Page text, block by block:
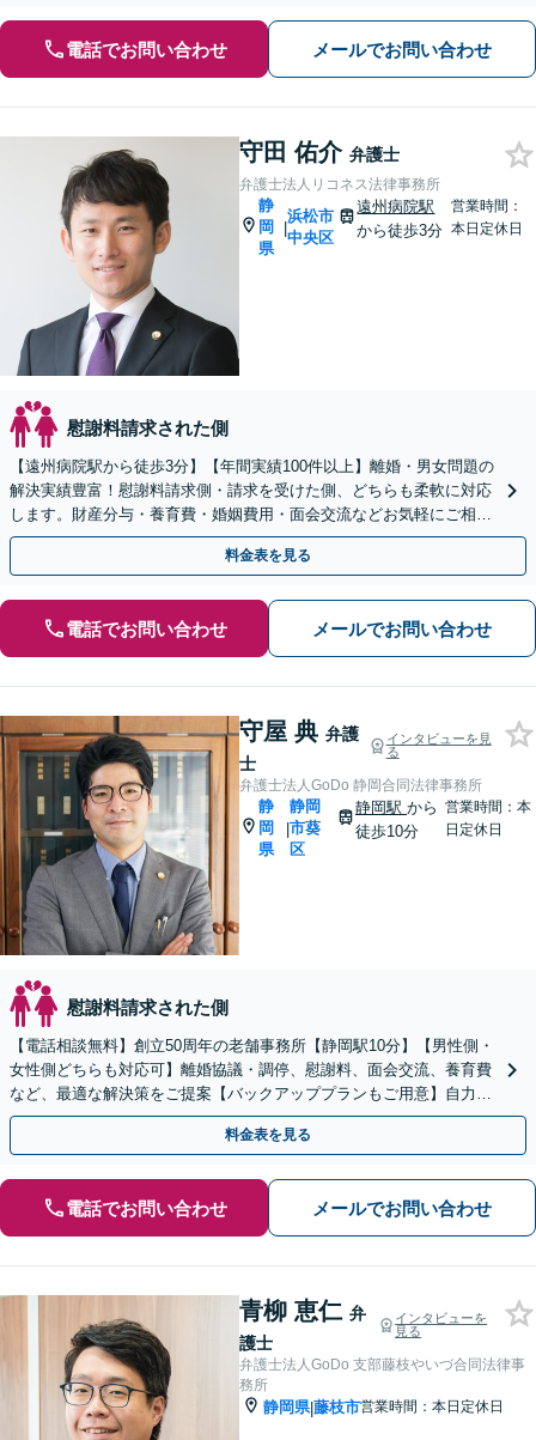
電話でお問い合わせ メールでお問い合わせ
守田 佑介 弁護士
弁護士法人リコネス法律事務所
静
岡
県
|
浜松市
中央区
遠州病院駅
から徒歩3分
営業時間：
本日定休日
慰謝料請求された側
【遠州病院駅から徒歩3分】【年間実績100件以上】離婚・男女問題の
解決実績豊富！慰謝料請求側・請求を受けた側、どちらも柔軟に対応
します。財産分与・養育費・婚姻費用・面会交流などお気軽にご相談
ください。【完全個室対応】
料金表を見る
電話でお問い合わせ メールでお問い合わせ
守屋 典 弁護
士
インタビューを見
る
弁護士法人GoDo 静岡合同法律事務所
静
岡
県
|
静岡
市葵
区
静岡駅 から
徒歩10分
営業時間：本
日定休日
慰謝料請求された側
【電話相談無料】創立50周年の老舗事務所【静岡駅10分】【男性側・
女性側どちらも対応可】離婚協議・調停、慰謝料、面会交流、養育費
など、最適な解決策をご提案【バックアッププランもご用意】自力で
書面作成をしたい方におすすめ【法テラス可】
料金表を見る
電話でお問い合わせ メールでお問い合わせ
青柳 恵仁 弁
護士
インタビューを
見る
弁護士法人GoDo 支部藤枝やいづ合同法律事
務所
静岡県|藤枝市営業時間：本日定休日